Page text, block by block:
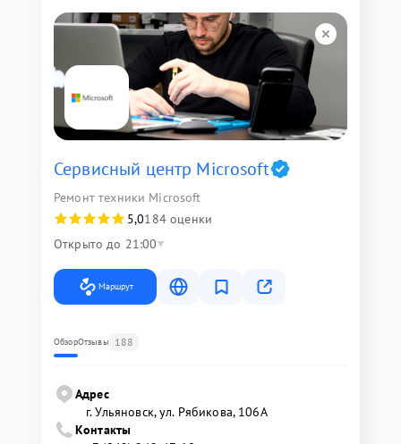
Сервисный центр Microsoft
Ремонт техники Microsoft
5,0184 оценки
Открыто до 21:00
Маршрут
ОбзорОтзывы 188
Адрес
г. Ульяновск, ул. Рябикова, 106А
Контакты